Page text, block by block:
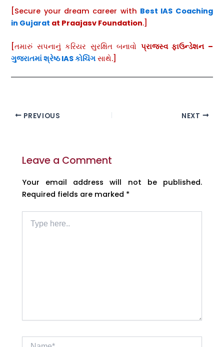
[Secure your dream career with Best IAS Coaching
in Gujarat at Praajasv Foundation.]
[તમારું સપનાનું કરિયર સુરક્ષિત બનાવો પ્રાજસ્વફાઉન્ડેશન –
ગુજરાતમાં શ્રેષ્ઠ IAS કોચિંગ સાથે.]
PREVIOUS NEXT
Leave a Comment
Your email address will not be published.
Required fields are marked *
here..
Name*